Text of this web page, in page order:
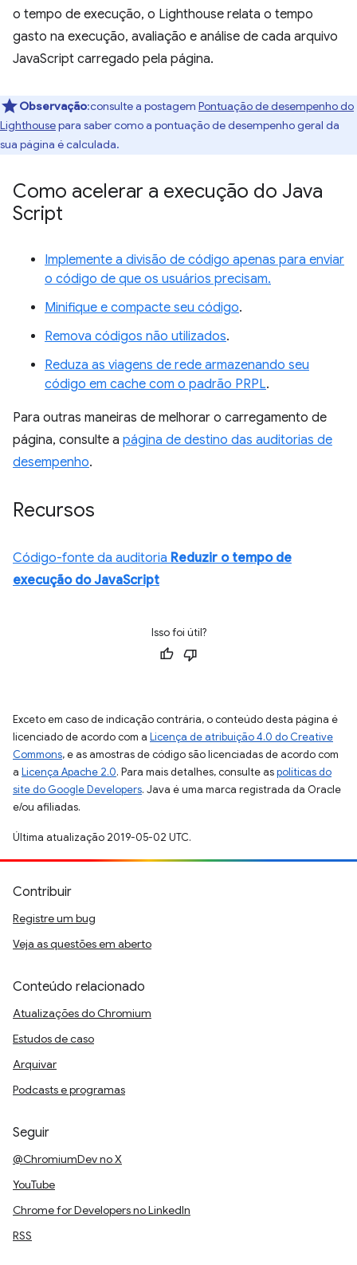
o tempo de execução, o Lighthouse relata o tempo
gasto na execução, avaliação e análise de cada arquivo
JavaScript carregado pela página.
Observação:consulte a postagem Pontuação de desempenho do
Lighthousepara saber como a pontuação de desempenho geral da
sua página é calculada.
Como acelerar a execução do Java
Script
Implemente a divisão de código apenas para enviar
o código de que os usuários precisam.
Minifique e compacte seu código.
Remova códigos não utilizados.
Reduza as viagens de rede armazenando seu
código em cache com o padrão PRPL.
Para outras maneiras de melhorar o carregamento de
página, consulte a página de destino das auditorias de
desempenho.
Recursos
Código-fonte da auditoria Reduzir o tempo de
execução do JavaScript
Isso foi útil?
Exceto em caso de indicação contrária, o conteúdo desta página é
licenciado de acordo com a Licença de atribuição 4.0 do Creative
Commons, e as amostras de código são licenciadas de acordo com
a Licença Apache 2.0. Para mais detalhes, consulte aspolíticas do
site do Google Developers. Java é uma marca registrada da Oracle
e/ou afiliadas.
Última atualização 2019-05-02 UTC.
Contribuir
Registre um bug
Veja as questões em aberto
Conteúdo relacionado
Atualizações do Chromium
Estudos de caso
Arquivar
Podcasts e programas
Seguir
@ChromiumDev no X
YouTube
Chrome for Developers no LinkedIn
RSS